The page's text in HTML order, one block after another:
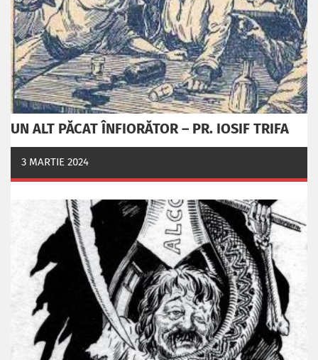
UN ALT PĂCAT ÎNFIORĂTOR – PR. IOSIF TRIFA
3 MARTIE 2024